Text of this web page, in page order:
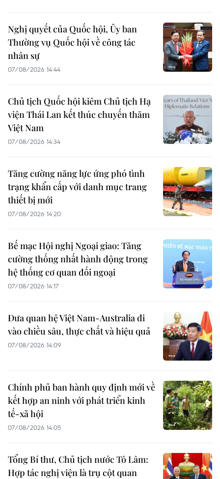
Nghị quyết của Quốc hội, Ủy ban
Thường vụ Quốc hội về công tác
nhân sự
07/08/2026 14:44
Chủ tịch Quốc hội kiêm Chủ tịch Hạ
viện Thái Lan kết thúc chuyến thăm
Việt Nam
07/08/2026 14:34
Tăng cường năng lực ứng phó tình
trạng khẩn cấp với danh mục trang
thiết bị mới
07/08/2026 14:20
Bế mạc Hội nghị Ngoại giao: Tăng
cường thống nhất hành động trong
hệ thống cơ quan đối ngoại
07/08/2026 14:17
Đưa quan hệ Việt Nam-Australia đi
vào chiều sâu, thực chất và hiệu quả
07/08/2026 14:09
Chính phủ ban hành quy định mới về
kết hợp an ninh với phát triển kinh
tế-xã hội
07/08/2026 14:05
Tổng Bí thư, Chủ tịch nước Tô Lâm:
Hợp tác nghị viện là trụ cột quan